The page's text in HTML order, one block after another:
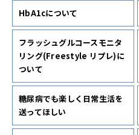
HbA1cについて
フラッシュグルコースモニタ
リング(Freestyle リプレ)に
ついて
糖尿病でも楽しく日常生活を
送ってほしい